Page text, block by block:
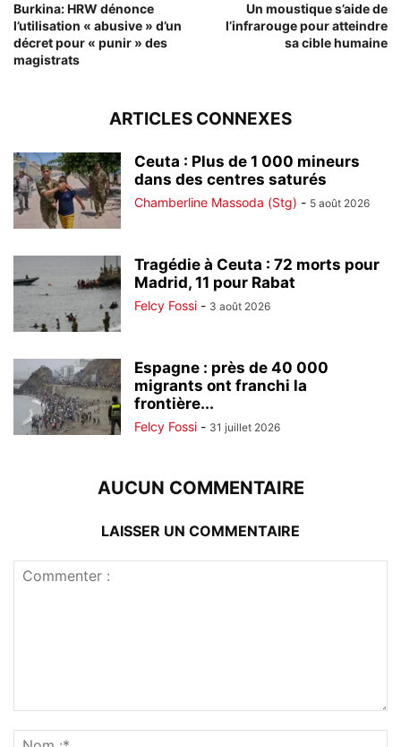
Burkina: HRW dénonce
l’utilisation « abusive » d’un
décret pour « punir » des
magistrats
Un moustique s’aide de
l’infrarouge pour atteindre
sa cible humaine
ARTICLES CONNEXES
Ceuta : Plus de 1 000 mineurs
dans des centres saturés
Chamberline Massoda (Stg) - 5 août 2026
Tragédie à Ceuta : 72 morts pour
Madrid, 11 pour Rabat
Felcy Fossi - 3 août 2026
Espagne : près de 40 000
migrants ont franchi la
frontière...
Felcy Fossi - 31 juillet 2026
AUCUN COMMENTAIRE
LAISSER UN COMMENTAIRE